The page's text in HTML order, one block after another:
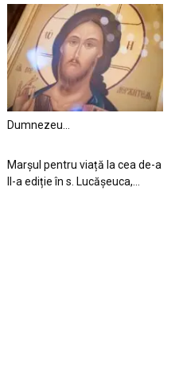
Dumnezeu…
Marșul pentru viață la cea de-a
II-a ediție în s. Lucășeuca,...